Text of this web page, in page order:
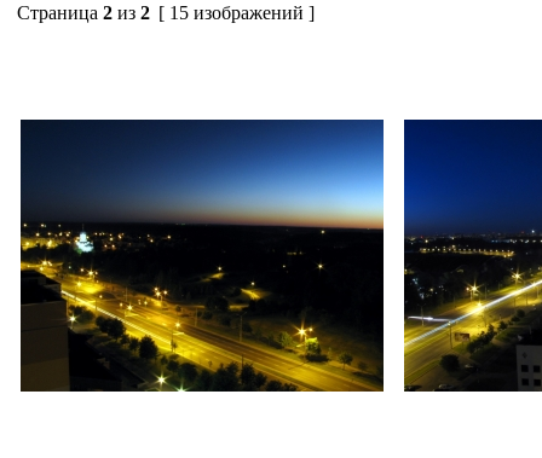
Страница 2 из 2 [ 15 изображений ]